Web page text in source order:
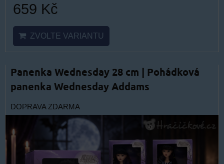
659 Kč
ZVOLTE VARIANTU
Panenka Wednesday 28 cm | Pohádková
panenka Wednesday Addams
DOPRAVA ZDARMA